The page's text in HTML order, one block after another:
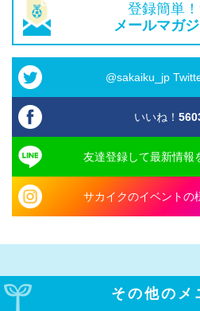
登録簡単
メールマガ
@sakaiku_jp
いいね！
友達登録して最新情報
サカイクのイベントの
その他のメ